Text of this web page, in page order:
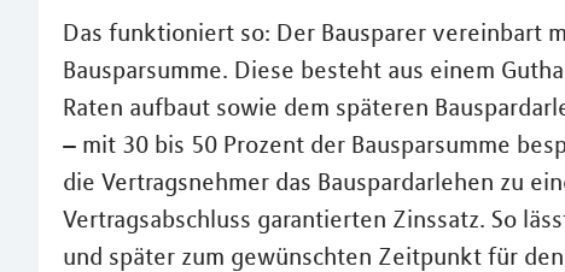
Das funktioniert so: Der Bausparer vereinbart
Bausparsumme. Diese besteht aus einem
Raten aufbaut sowie dem späteren
– mit 30 bis 50 Prozent der Bausparsumme
die Vertragsnehmer das Bauspardarlehen zu
Vertragsabschluss garantierten Zinssatz. So
und später zum gewünschten Zeitpunkt für